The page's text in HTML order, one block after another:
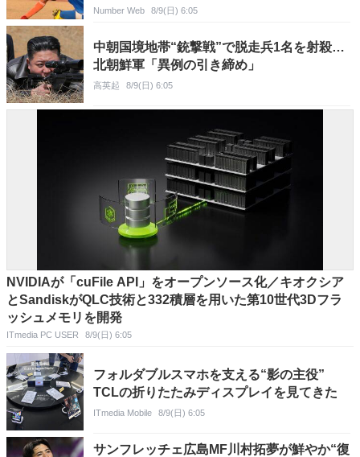
入ってこなくて」
Number Web 8/9(日) 6:05
中朝国境地帯“銃撃戦”で脱走兵1名を射殺…
北朝鮮軍「異例の引き締め」
高英起 8/9(日) 6:05
NVIDIAが「cuFile API」をオープンソース化／キオクシア
とSandiskがQLC技術と332積層を用いた第10世代3Dフラ
ッシュメモリを開発
ITmedia PC USER 8/9(日) 6:05
フォルダブルスマホを支える“影の主役”
TCLの折りたたみディスプレイを見てきた
ITmedia Mobile 8/9(日) 6:05
サンフレッチェ広島MF川村拓夢が鮮やか“復